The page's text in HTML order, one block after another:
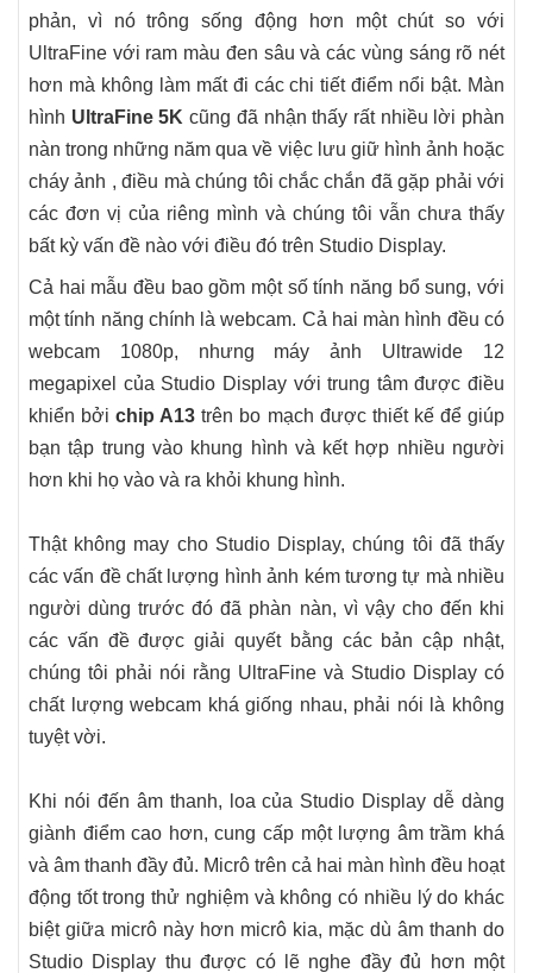
phản, vì nó trông sống động hơn một chút so với
UltraFine với ram màu đen sâu và các vùng sáng rõ nét
hơn mà không làm mất đi các chi tiết điểm nổi bật. Màn
hình UltraFine 5K cũng đã nhận thấy rất nhiều lời phàn
nàn trong những năm qua về việc lưu giữ hình ảnh hoặc
cháy ảnh , điều mà chúng tôi chắc chắn đã gặp phải với
các đơn vị của riêng mình và chúng tôi vẫn chưa thấy
bất kỳ vấn đề nào với điều đó trên Studio Display.
Cả hai mẫu đều bao gồm một số tính năng bổ sung, với
một tính năng chính là webcam. Cả hai màn hình đều có
webcam 1080p, nhưng máy ảnh Ultrawide 12
megapixel của Studio Display với trung tâm được điều
khiển bởichip A13 trên bo mạch được thiết kế để giúp
bạn tập trung vào khung hình và kết hợp nhiều người
hơn khi họ vào và ra khỏi khung hình.
Thật không may cho Studio Display, chúng tôi đã thấy
các vấn đề chất lượng hình ảnh kém tương tự mà nhiều
người dùng trước đó đã phàn nàn, vì vậy cho đến khi
các vấn đề được giải quyết bằng các bản cập nhật,
chúng tôi phải nói rằng UltraFine và Studio Display có
chất lượng webcam khá giống nhau, phải nói là không
tuyệt vời.
Khi nói đến âm thanh, loa của Studio Display dễ dàng
giành điểm cao hơn, cung cấp một lượng âm trầm khá
và âm thanh đầy đủ. Micrô trên cả hai màn hình đều hoạt
động tốt trong thử nghiệm và không có nhiều lý do khác
biệt giữa micrô này hơn micrô kia, mặc dù âm thanh do
Studio Display thu được có lẽ nghe đầy đủ hơn một